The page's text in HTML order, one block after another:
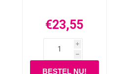
€23,55
i
h